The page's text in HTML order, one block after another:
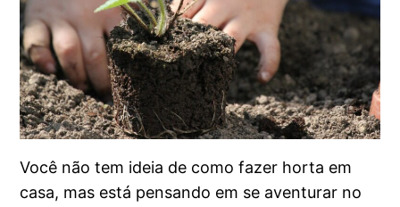
Você não tem ideia de como fazer horta em
casa, mas está pensando em se aventurar no